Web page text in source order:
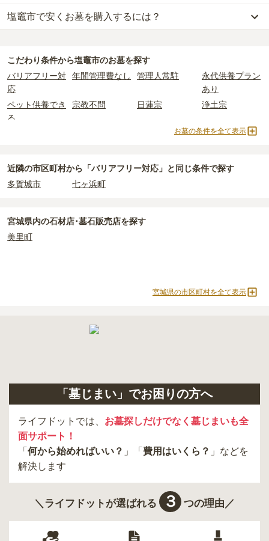
塩竈市での購入費用の目安は、一般墓が約213万円、樹木葬が約58
万円、永代供養墓が約42万円です。
2つが主な費用となります。
の一般墓の永代使用料の平均は50万円 で、墓石代は 宮城県の
平均
です。いずれも区画の広さや墓石の大きさ・素材に
樹木葬・納骨堂・永代供養墓は、基本的に墓石代がかからず、永代
・開眼法要の費用
：お墓を新しく建てた際に行う儀式のための費
・納骨式の費用
：お墓に遺骨を納める儀式のための費用。僧侶に渡
・年間管理費：お墓の管理費。契約後、毎年発生するケースがあり
塩竈市で安くお墓を購入するには？
墓 で、 16万円 からお求めいただけます。
する「合祀墓（ごうしぼ）」と呼ばれるタイプです。個別のお墓に
比べて省スペースで管理の手間がかからないため、費用が安く設定
されています。
価格の目安は、1名あたり5万円〜30万円程度です。
お墓を探すのがおすすめです。
こだわり条件から塩竈市のお墓を探す
バリアフリー対
応
年間管理費なし 管理人常駐
永代供養プラン
あり
ペット供養でき
る
宗教不問 日蓮宗 浄土宗
永代供養墓
公営霊園
お墓の条件を全て表示
近隣の市区町村から 「バリアフリー対応」と 同じ条件で探す
多賀城市
七ヶ浜町
宮城県内の石材店･墓石販売店を探す
美里町
宮城県の市区町村を全て表示
「墓じまい」でお困りの方へ
ライフドットでは、 お墓探しだけでなく墓じまいも全
面サポート！
「 何から始めればいい？ 」「 費用はいくら？ 」などを
解決します
＼ライフドットが選ばれる ３ つの理由／